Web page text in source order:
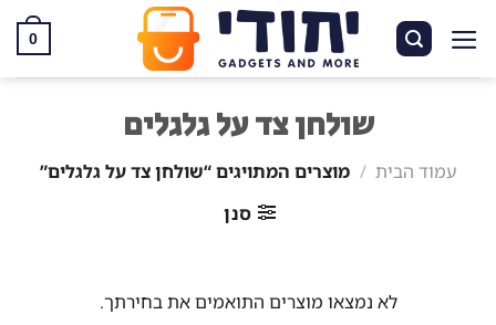
0
שולחן צד על גלגלים
עמוד הבית / מוצרים המתויגים “שולחן צד על גלגלים”
סנן
לא נמצאו מוצרים התואמים את בחירתך.